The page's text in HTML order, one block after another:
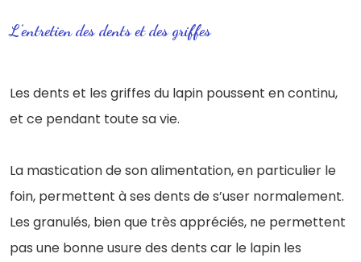
L’entretien des dents et des griffes
Les dents et les griffes du lapin poussent en continu,
et ce pendant toute sa vie.
La mastication de son alimentation, en particulier le
foin, permettent à ses dents de s’user normalement.
Les granulés, bien que très appréciés, ne permettent
pas une bonne usure des dents car le lapin les